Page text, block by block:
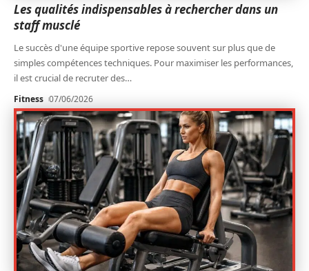
Les qualités indispensables à rechercher dans un
staff musclé
Le succès d'une équipe sportive repose souvent sur plus que de
simples compétences techniques. Pour maximiser les performances,
il est crucial de recruter des…
Fitness 07/06/2026